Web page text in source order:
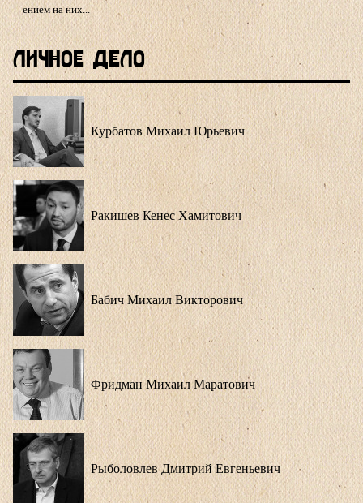
ением на них...
Личное Дело
Курбатов Михаил Юрьевич
Ракишев Кенес Хамитович
Бабич Михаил Викторович
Фридман Михаил Маратович
Рыболовлев Дмитрий Евгеньевич